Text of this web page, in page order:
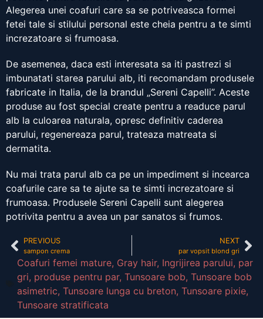
Alegerea unei coafuri care sa se potriveasca formei
fetei tale si stilului personal este cheia pentru a te simti
increzatoare si frumoasa.
De asemenea, daca esti interesata sa iti pastrezi si
imbunatati starea parului alb, iti recomandam produsele
fabricate in Italia, de la brandul „Sereni Capelli”. Aceste
produse au fost special create pentru a readuce parul
alb la culoarea naturala, opresc definitiv caderea
parului, regenereaza parul, trateaza matreata si
dermatita.
Nu mai trata parul alb ca pe un impediment si incearca
coafurile care sa te ajute sa te simti increzatoare si
frumoasa. Produsele Sereni Capelli sunt alegerea
potrivita pentru a avea un par sanatos si frumos.
PREVIOUS
sampon crema
NEXT
par vopsit blond gri
Coafuri femei mature, Gray hair, Ingrijirea parului, par
gri, produse pentru par, Tunsoare bob, Tunsoare bob
asimetric, Tunsoare lunga cu breton, Tunsoare pixie,
Tunsoare stratificata